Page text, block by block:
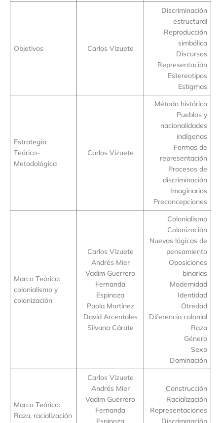
Objetivos Carlos Vizuete
Discriminación
estructural
Reproducción
simbólica
Discursos
Representación
Estereotipos
Estigmas
Estrategia
Teórico-
Metodológica
Carlos Vizuete
Método histórico
Pueblos y
nacionalidades
indígenas
Formas de
representación
Procesos de
discriminación
Imaginarios
Preconcepciones
Marco Teórico:
colonialismo y
colonización
Carlos Vizuete
Andrés Mier
Vadim Guerrero
Fernanda
Espinoza
Paola Martínez
David Arcentales
Silvana Cárate
Colonialismo
Colonización
Nuevas lógicas de
pensamiento
Oposiciones
binarias
Modernidad
Identidad
Otredad
Diferencia colonial
Raza
Género
Sexo
Dominación
Marco Teórico:
Raza, racialización
Carlos Vizuete
Andrés Mier
Vadim Guerrero
Fernanda
Espinoza
Construcción
Racialización
Representaciones
Discriminación